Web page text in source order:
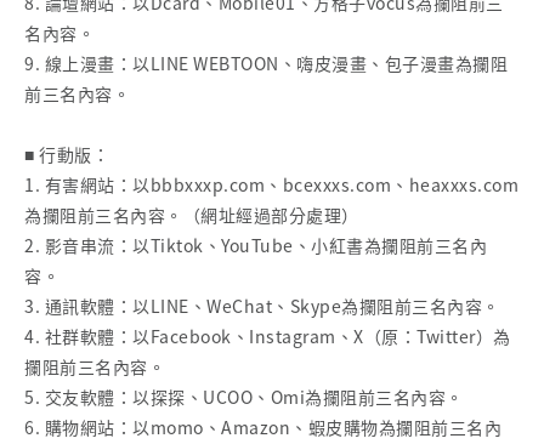
名內容。
9. 線上漫畫：以LINE WEBTOON、嗨皮漫畫、包子漫畫為攔阻
前三名內容。
■ 行動版：
1. 有害網站：以bbbxxxp.com、bcexxxs.com、heaxxxs.com
為攔阻前三名內容。（網址經過部分處理）
2. 影音串流：以Tiktok、YouTube、小紅書為攔阻前三名內
容。
3. 通訊軟體：以LINE、WeChat、Skype為攔阻前三名內容。
4. 社群軟體：以Facebook、Instagram、X（原：Twitter）為
攔阻前三名內容。
5. 交友軟體：以探探、UCOO、Omi為攔阻前三名內容。
6. 購物網站：以momo、Amazon、蝦皮購物為攔阻前三名內